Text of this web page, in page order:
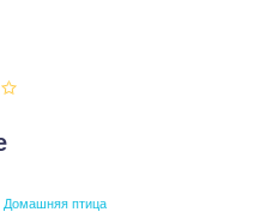
Домашняя птица